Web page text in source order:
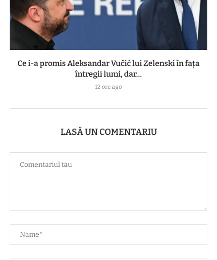
Ce i-a promis Aleksandar Vučić lui Zelenski în fața
întregii lumi, dar...
12 ore ago
LASĂ UN COMENTARIU